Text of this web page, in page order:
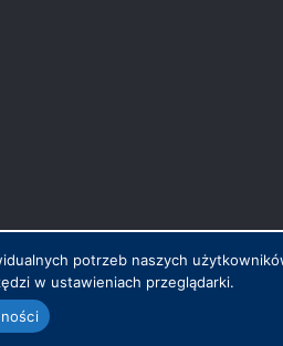
potrzeb naszych
w ustawieniach przeglądarki.